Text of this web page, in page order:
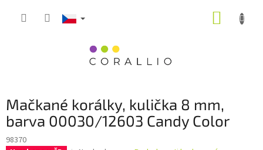
Mačkané korálky, kulička 8 mm,
barva 00030/12603 Candy Color
98370